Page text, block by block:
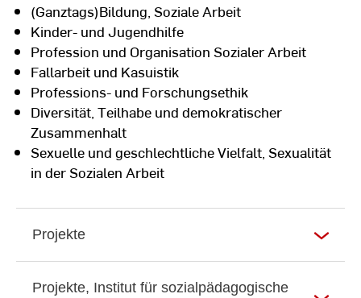
(Ganztags)Bildung, Soziale Arbeit
Kinder- und Jugendhilfe
Profession und Organisation Sozialer Arbeit
Fallarbeit und Kasuistik
Professions- und Forschungsethik
Diversität, Teilhabe und demokratischer
Zusammenhalt
Sexuelle und geschlechtliche Vielfalt, Sexualität
in der Sozialen Arbeit
Projekte
Projekte, Institut für sozialpädagogische